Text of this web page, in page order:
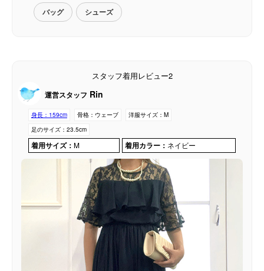
バッグ シューズ
スタッフ着用レビュー2
運営スタッフ Rin
身長： 159cm 骨格： ウェーブ 洋服サイズ： M
足のサイズ： 23.5cm
着用サイズ： M 着用カラー： ネイビー